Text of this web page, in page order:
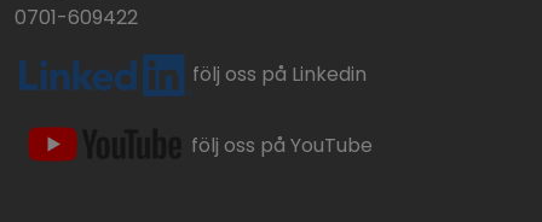
0701-609422
följ oss på Linkedin
följ oss på YouTube